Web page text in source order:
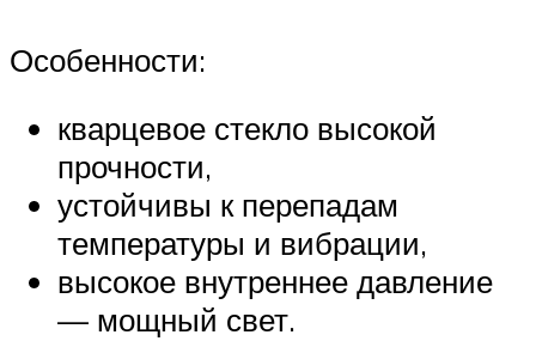
Особенности:
кварцевое стекло высокой
прочности,
устойчивы к перепадам
температуры и вибрации,
высокое внутреннее давление
— мощный свет.